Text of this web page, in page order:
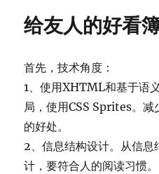
以
RIA
与
client
给友人的好看
首先，技术角度：
1、使用XHTML和基于语
局，使用CSS Sprites。减
的好处。
2、信息结构设计。从信
计，要符合人的阅读习惯。